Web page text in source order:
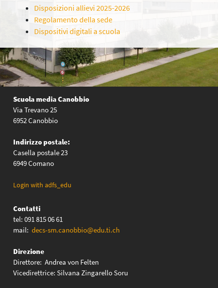
Disposizioni allievi 2025-2026
Regolamento della sede
Dispositivi digitali a scuola
Scuola media Canobbio
Via Trevano 25
6952 Canobbio
Indirizzo postale:
Casella postale 23
6949 Comano
Login with adfs_edu
Contatti
tel: 091 815 06 61
mail: decs-sm.canobbio@edu.ti.ch
Direzione
Direttore: Andrea von Felten
Vicedirettrice: Silvana Zingarello Soru